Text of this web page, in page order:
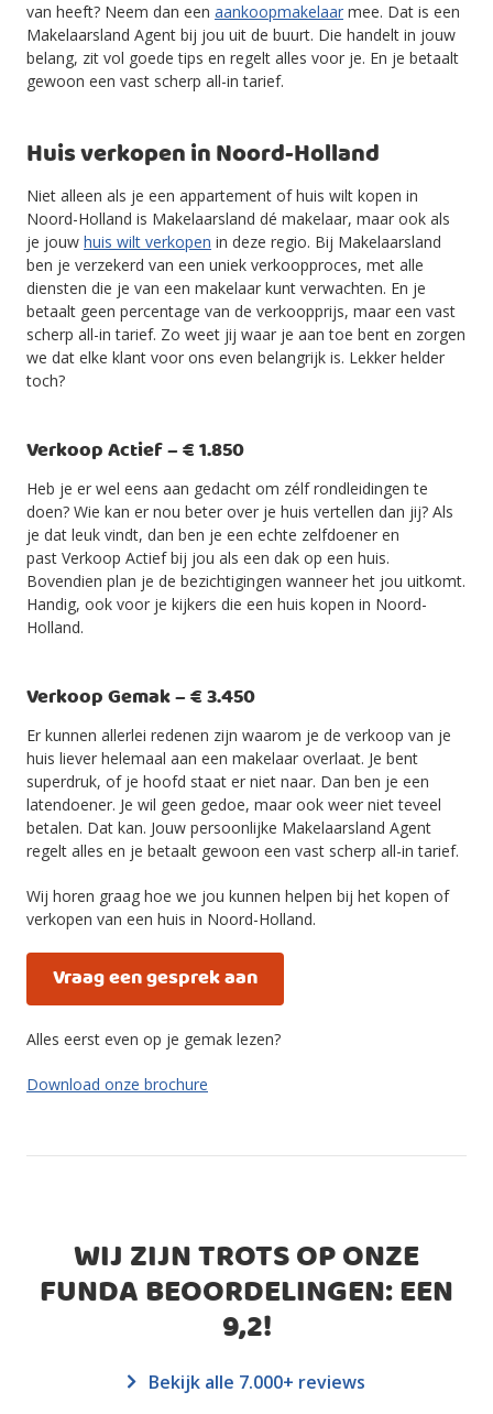
van heeft? Neem dan een aankoopmakelaar mee. Dat is een
Makelaarsland Agent bij jou uit de buurt. Die handelt in jouw
belang, zit vol goede tips en regelt alles voor je. En je betaalt
gewoon een vast scherp all-in tarief.
Huis verkopen in Noord-Holland
Niet alleen als je een appartement of huis wilt kopen in
Noord-Holland is Makelaarsland dé makelaar, maar ook als
je jouw huis wilt verkopen in deze regio. Bij Makelaarsland
ben je verzekerd van een uniek verkoopproces, met alle
diensten die je van een makelaar kunt verwachten. En je
betaalt geen percentage van de verkoopprijs, maar een vast
scherp all-in tarief. Zo weet jij waar je aan toe bent en zorgen
we dat elke klant voor ons even belangrijk is. Lekker helder
toch?
Verkoop Actief – € 1.850
Heb je er wel eens aan gedacht om zélf rondleidingen te
doen? Wie kan er nou beter over je huis vertellen dan jij? Als
je dat leuk vindt, dan ben je een echte zelfdoener en
past Verkoop Actief bij jou als een dak op een huis.
Bovendien plan je de bezichtigingen wanneer het jou uitkomt.
Handig, ook voor je kijkers die een huis kopen in Noord-
Holland.
Verkoop Gemak – € 3.450
Er kunnen allerlei redenen zijn waarom je de verkoop van je
huis liever helemaal aan een makelaar overlaat. Je bent
superdruk, of je hoofd staat er niet naar. Dan ben je een
latendoener. Je wil geen gedoe, maar ook weer niet teveel
betalen. Dat kan. Jouw persoonlijke Makelaarsland Agent
regelt alles en je betaalt gewoon een vast scherp all-in tarief.
Wij horen graag hoe we jou kunnen helpen bij het kopen of
verkopen van een huis in Noord-Holland.
Vraag een gesprek aan
Alles eerst even op je gemak lezen?
Download onze brochure
WIJ ZIJN TROTS OP ONZE
FUNDA BEOORDELINGEN: EEN
9,2!
Bekijk alle 7.000+ reviews